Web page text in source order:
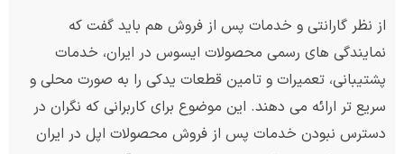
از نظر گارانتی و خدمات پس از فروش هم باید گفت که
نمایندگی های رسمی محصولات ایسوس در ایران، خدمات
پشتیبانی، تعمیرات و تامین قطعات یدکی را به صورت محلی و
سریع تر ارائه می دهند. این موضوع برای کاربرانی که نگران در
دسترس نبودن خدمات پس از فروش محصولات اپل در ایران